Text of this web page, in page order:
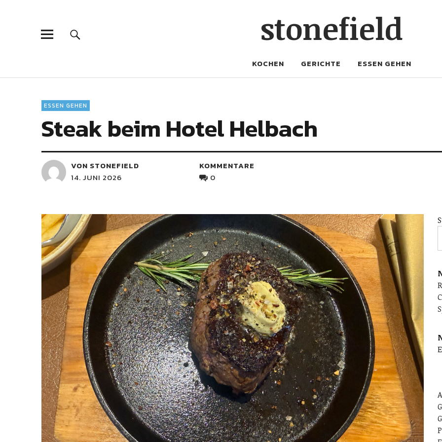
stonefield
KOCHEN GERICHTE ESSEN GEHEN
ESSEN GEHEN
Steak beim Hotel Helbach
VON STONEFIELD
14. JUNI 2026
KOMMENTARE
0